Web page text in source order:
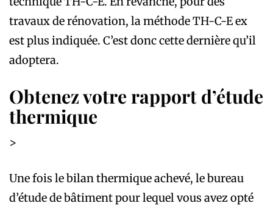
travaux de rénovation, la méthode TH-C-E ex
est plus indiquée. C’est donc cette dernière qu’il
adoptera.
Obtenez votre rapport d’étude
thermique
>
Une fois le bilan thermique achevé, le bureau
d’étude de bâtiment pour lequel vous avez opté